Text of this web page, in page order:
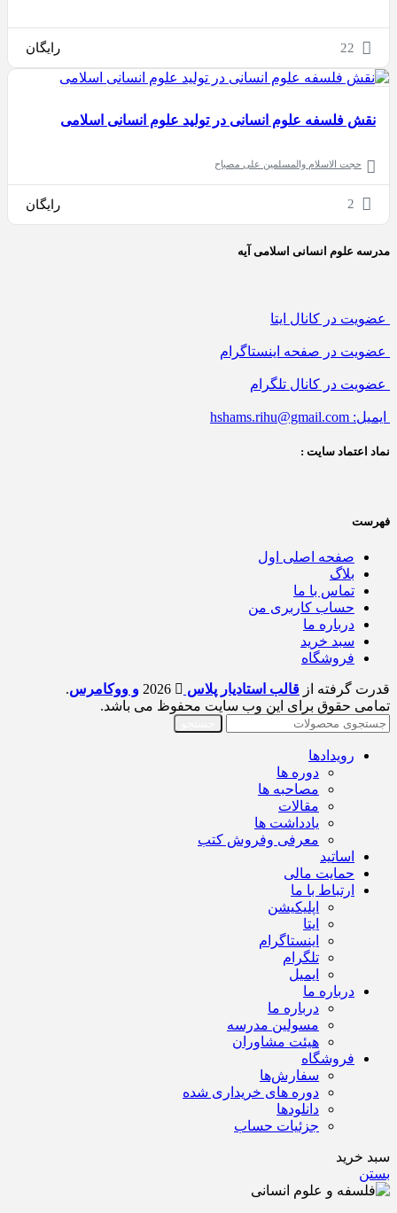
22 رایگان
نقش فلسفه علوم انسانی در تولید علوم انسانی اسلامی
حجت الاسلام والمسلمین علی مصباح
2 رایگان
مدرسه علوم انسانی اسلامی آیه
عضویت در کانال ایتا
عضویت در صفحه اینستاگرام
عضویت در کانال تلگرام
ایمیل: hshams.rihu@gmail.com
نماد اعتماد سایت :
فهرست
صفحه اصلی اول
بلاگ
تماس با ما
حساب کاربری من
درباره ما
سبد خرید
فروشگاه
قدرت گرفته از قالب استادیار پلاس و ووکامرس.
تمامی حقوق برای این وب سایت محفوظ می باشد.
رویدادها
دوره ها
مصاحبه ها
مقالات
یادداشت ها
معرفی وفروش کتب
اساتید
حمایت مالی
ارتباط با ما
اپلیکیشن
ایتا
اینستاگرام
تلگرام
ایمیل
درباره ما
درباره ما
مسولین مدرسه
هیئت مشاوران
فروشگاه
سفارش‌ها
دوره های خریداری شده
دانلودها
جزئیات حساب
سبد خرید
بستن